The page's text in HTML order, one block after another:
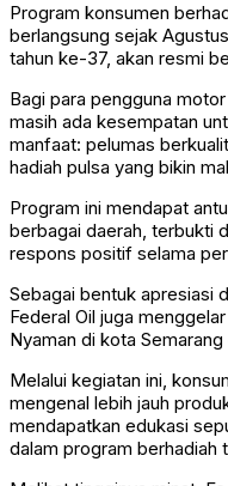
Program konsumen
berlangsung sejak
tahun ke-37, akan resmi
Bagi para pengguna
masih ada kesempatan
manfaat: pelumas
hadiah pulsa yang bikin
Program ini mendapat
berbagai daerah, terbukti
respons positif selama
Sebagai bentuk apresiasi
Federal Oil juga
Nyaman di kota Semarang
Melalui kegiatan ini,
mengenal lebih jauh
mendapatkan edukasi
dalam program berhadiah